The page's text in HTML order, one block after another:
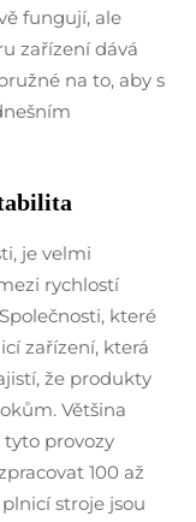
fungují, ale
zařízení dává
na to, aby s
je velmi
rychlostí
které
zařízení, která
že produkty
Většina
tyto provozy
100 až
stroje jsou